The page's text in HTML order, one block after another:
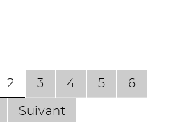
2 3 4 5 6
Suivant